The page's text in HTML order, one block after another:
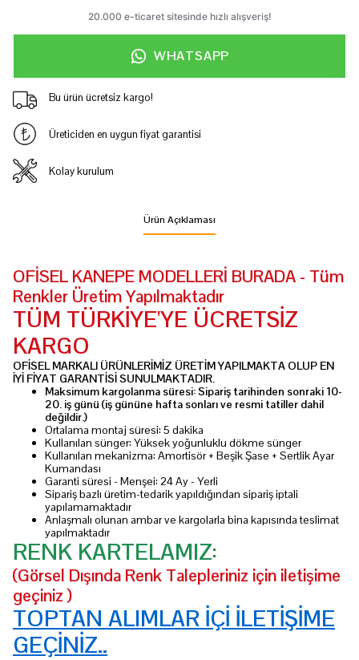
WHATSAPP
Bu ürün ücretsiz kargo!
Üreticiden en uygun fiyat garantisi
Kolay kurulum
Ürün Açıklaması
OFİSEL KANEPE MODELLERİ BURADA - Tüm
Renkler Üretim Yapılmaktadır
TÜM TÜRKİYE'YE ÜCRETSİZ
KARGO
OFİSEL MARKALI ÜRÜNLERİMİZ ÜRETİM YAPILMAKTA OLUP EN
İYİ FİYAT GARANTİSİ SUNULMAKTADIR.
Maksimum kargolanma süresi: Sipariş tarihinden sonraki 10-
20. iş günü (iş gününe hafta sonları ve resmi tatiller dahil
değildir.)
Ortalama montaj süresi: 5 dakika
Kullanılan sünger: Yüksek yoğunluklu dökme sünger
Kullanılan mekanizma: Amortisör + Beşik Şase + Sertlik Ayar
Kumandası
Garanti süresi - Menşei: 24 Ay - Yerli
Sipariş bazlı üretim-tedarik yapıldığından sipariş iptali
yapılamamaktadır
Anlaşmalı olunan ambar ve kargolarla bina kapısında teslimat
yapılmaktadır
RENK KARTELAMIZ:
(Görsel Dışında Renk Talepleriniz için iletişime
geçiniz )
TOPTAN ALIMLAR İÇİ İLETİŞİME
GEÇİNİZ..